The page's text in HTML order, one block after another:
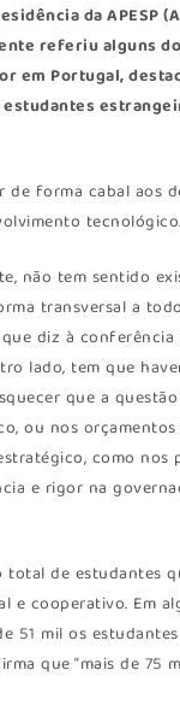
daAPESP
referiu alguns
em Portugal,
de forma cabal aos
tecnológico.
não tem sentido
transversal a
diz à
lado, tem que
que a
ou nos
como
e rigor na
total de estudantes
cooperativo. Em
51 mil os
que “mais de